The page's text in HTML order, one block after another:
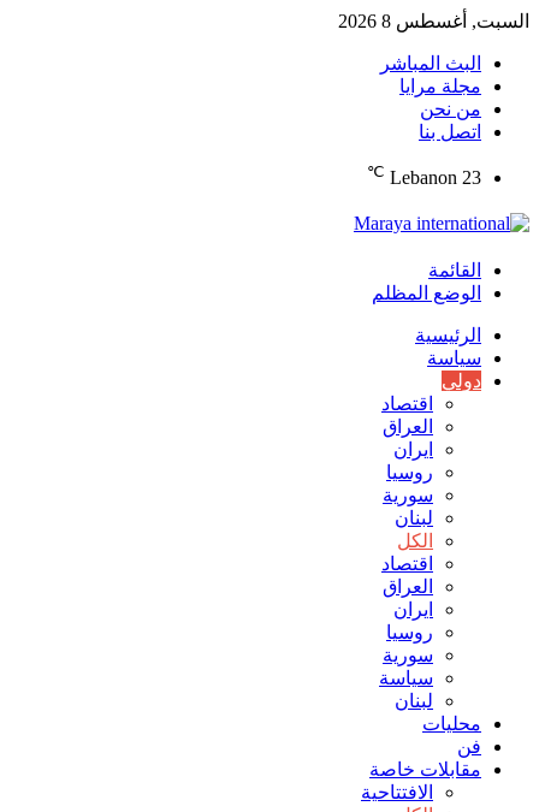
السبت, أغسطس 8 2026
البث المباشر
مجلة مرايا
من نحن
اتصل بنا
Lebanon 23
℃
القائمة
الوضع المظلم
الرئيسية
سياسة
دولي
اقتصاد
العراق
ايران
روسيا
سورية
لبنان
الكل
اقتصاد
العراق
ايران
روسيا
سورية
سياسة
لبنان
محليات
فن
مقابلات خاصة
الافتتاحیة